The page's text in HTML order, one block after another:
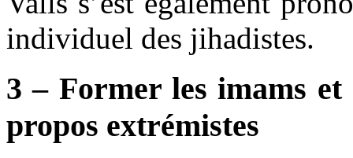
individuel des jihadistes.
3 – Former les imams
propos extrémistes